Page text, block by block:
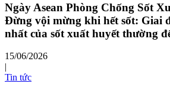
Ngày Asean Phòng Chống Sốt
Đừng vội mừng khi hết sốt: Giai
nhất của sốt xuất huyết thường
15/06/2026
|
Tin tức